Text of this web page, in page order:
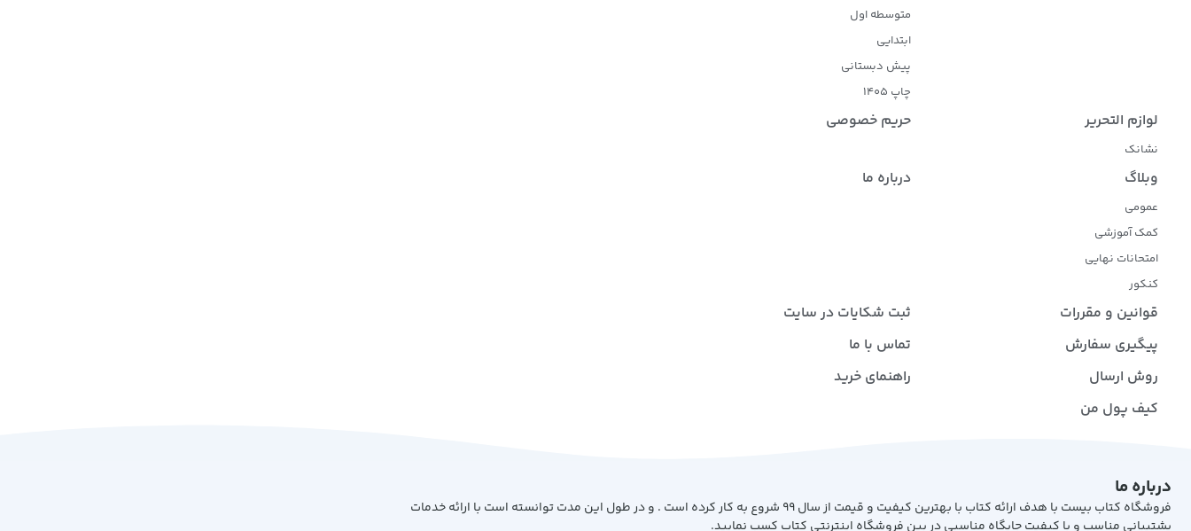
متوسطه اول
ابتدایی
پیش دبستانی
چاپ 1405
لوازم التحریر
نشانک
حریم خصوصی
وبلاگ
عمومی
کمک آموزشی
امتحانات نهایی
کنکور
درباره ما
قوانین و مقررات
ثبت شکایات در سایت
پیگیری سفارش
تماس با ما
روش ارسال
راهنمای خرید
کیف پول من
درباره ما
فروشگاه کتاب بیست با هدف ارائه کتاب با بهترین کیفیت و قیمت از سال 99 شروع به کار کرده است . و در طول این مدت توانسته است با ارائه خدمات
پشتیبانی مناسب و با کیفیت جایگاه مناسبی در بین فروشگاه اینترنتی کتاب کسب نمایید.